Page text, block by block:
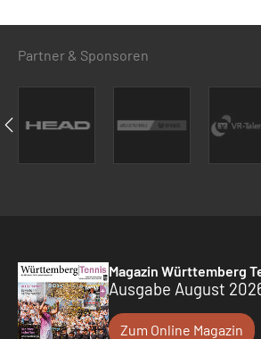
Partner & Sponsoren
Magazin Württemberg
Ausgabe August
Zum Online Magazin